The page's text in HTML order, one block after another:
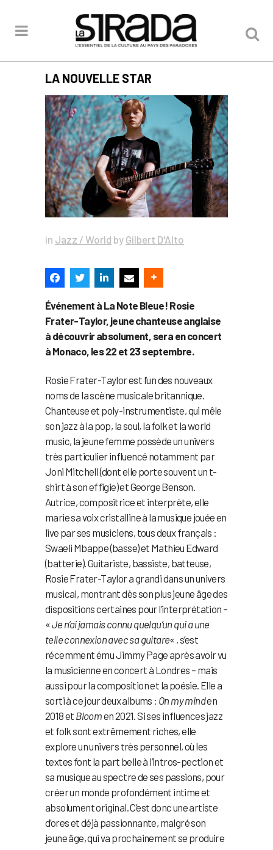
LA NOUVELLE STAR
in Jazz / World by Gilbert D'Alto
Événement à La Note Bleue ! Rosie
Frater-Taylor, jeune chanteuse anglaise
à découvrir absolument, sera en concert
à Monaco, les 22 et 23 septembre.
Rosie Frater-Taylor est l’un des nouveaux
noms de la scène musicale britannique.
Chanteuse et poly-instrumentiste, qui mêle
son jazz à la pop, la soul, la folk et la world
music, la jeune femme possède un univers
très particulier influencé notamment par
Joni Mitchell (dont elle porte souvent un t-
shirt à son effigie) et George Benson.
Autrice, compositrice et interprète, elle
marie sa voix cristalline à la musique jouée en
live par ses musiciens, tous deux français :
Swaeli Mbappe (basse) et Mathieu Edward
(batterie). Guitariste, bassiste, batteuse,
Rosie Frater-Taylor a grandi dans un univers
musical, montrant dès son plus jeune âge des
dispositions certaines pour l’interprétation –
«Je n’ai jamais connu quelqu’un qui a une
telle connexion avec sa guitare« , s’est
récemment ému Jimmy Page après avoir vu
la musicienne en concert à Londres – mais
aussi pour la composition et la poésie. Elle a
sorti à ce jour deux albums : On my minden
2018 et Bloomen 2021. Si ses influences jazz
et folk sont extrêmement riches, elle
explore un univers très personnel, où les
textes font la part belle à l’intros-pection et
sa musique au spectre de ses passions, pour
créer un monde profondément intime et
absolument original. C’est donc une artiste
d’ores et déjà passionnante, malgré son
jeune âge, qui va prochainement se produire